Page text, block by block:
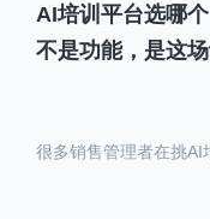
AI培训平台选哪
不是功能，是这
很多销售管理者在挑AI